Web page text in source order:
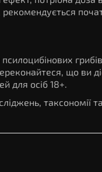
що ви
для осіб 18+.
таксономії